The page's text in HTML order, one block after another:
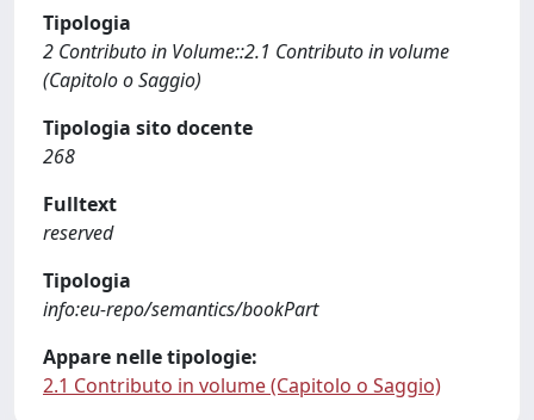
Tipologia
2 Contributo in Volume::2.1 Contributo in volume
(Capitolo o Saggio)
Tipologia sito docente
268
Fulltext
reserved
Tipologia
info:eu-repo/semantics/bookPart
Appare nelle tipologie:
2.1 Contributo in volume (Capitolo o Saggio)